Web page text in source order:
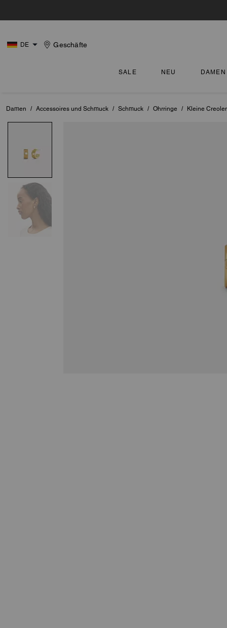
DE Geschäfte
SALE NEU DAMEN
Damen / Accessoires und Schmuck / Schmuck / Ohrringe / Kleine